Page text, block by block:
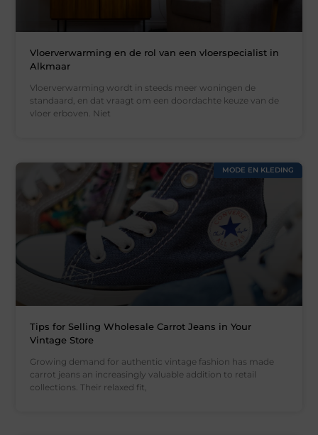
Vloerverwarming en de rol van een vloerspecialist in
Alkmaar
Vloerverwarming wordt in steeds meer woningen de
standaard, en dat vraagt om een doordachte keuze van de
vloer erboven. Niet
MODE EN KLEDING
Tips for Selling Wholesale Carrot Jeans in Your
Vintage Store
Growing demand for authentic vintage fashion has made
carrot jeans an increasingly valuable addition to retail
collections. Their relaxed fit,